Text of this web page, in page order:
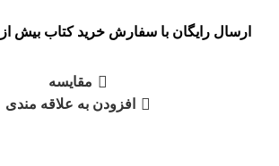
ارسال رایگان با سفارش خرید کتاب بیش از 800 هزار تومان
مقایسه
افزودن به علاقه مندی